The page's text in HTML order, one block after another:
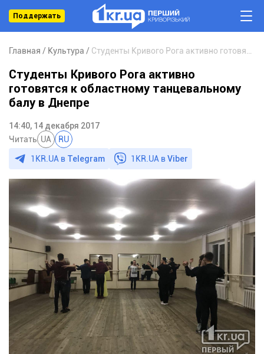
Поддержать
Главная Культура
Студенты Кривого Рога активно
готовятся к областному танцевальному
балу в Днепре
14:40, 14 декабря 2017
Читать UA RU
1KR.UA в Telegram 1KR.UA вViber